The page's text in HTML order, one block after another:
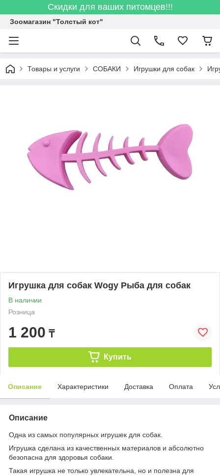
Скидки для ваших питомцев!!!
Зоомагазин "Толстый кот"
Товары и услуги СОБАКИ Игрушки для собак
Игрушка для собак Wogy Рыба для собак
В наличии
Розница
1 200 ₸
Купить
Описание Характеристики Доставка Оплата
Описание
Одна из самых популярных игрушек для собак.
Игрушка сделана из качественных материалов и абсолютно
безопасна для здоровья собаки.
Такая игрушка не только увлекательна, но и полезна для